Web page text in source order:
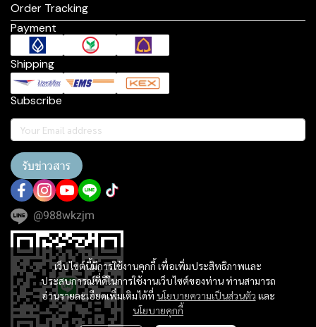
เว็บไซต์นี้มีการใช้งานคุกกี้ เพื่อเพิ่มประสิทธิภาพและ
ประสบการณ์ที่ดีในการใช้งานเว็บไซต์ของท่าน ท่านสามารถ
อ่านรายละเอียดเพิ่มเติมได้ที่ นโยบายความเป็นส่วนตัว และ
นโยบายคุกกี้
Order Tracking
Payment
Shipping
Subscribe
รับข่าวสาร
@988wkzjm